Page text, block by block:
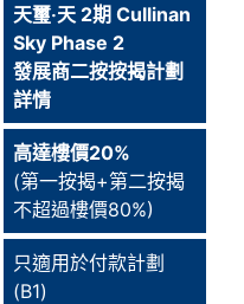
天璽‧天 2期 Cullinan
Sky Phase 2
發展商二按按揭計劃
詳情
高達樓價20%
(第一按揭+第二按揭
不超過樓價80%)
只適用於付款計劃
(B1)